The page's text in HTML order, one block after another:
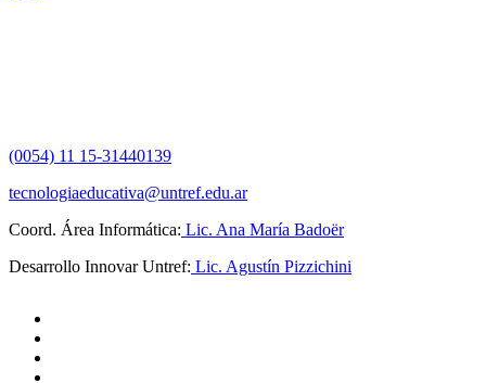
(0054) 11 15-31440139
tecnologiaeducativa@untref.edu.ar
Coord. Área Informática: Lic. Ana María Badoër
Desarrollo Innovar Untref: Lic. Agustín Pizzichini